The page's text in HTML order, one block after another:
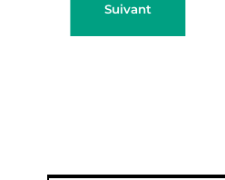
Suivant